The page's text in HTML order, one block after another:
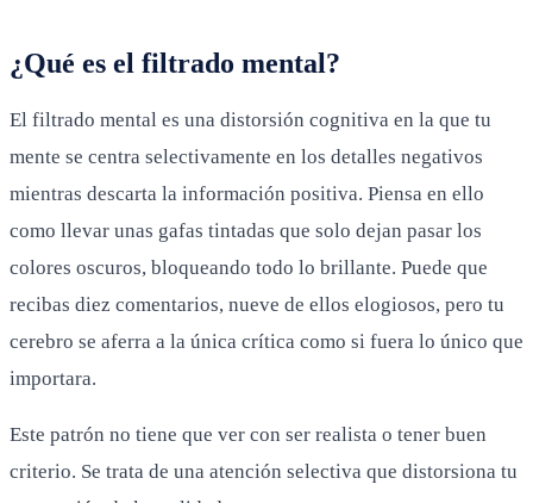
¿Qué es el filtrado mental?
El filtrado mental es una distorsión cognitiva en la que tu
mente se centra selectivamente en los detalles negativos
mientras descarta la información positiva. Piensa en ello
como llevar unas gafas tintadas que solo dejan pasar los
colores oscuros, bloqueando todo lo brillante. Puede que
recibas diez comentarios, nueve de ellos elogiosos, pero tu
cerebro se aferra a la única crítica como si fuera lo único que
importara.
Este patrón no tiene que ver con ser realista o tener buen
criterio. Se trata de una atención selectiva que distorsiona tu